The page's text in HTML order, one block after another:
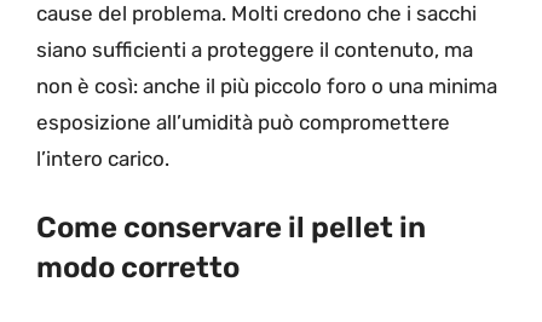
cause del problema. Molti credono che i sacchi
siano sufficienti a proteggere il contenuto, ma
non è così: anche il più piccolo foro o una minima
esposizione all’umidità può compromettere
l’intero carico.
Come conservare il pellet in
modo corretto